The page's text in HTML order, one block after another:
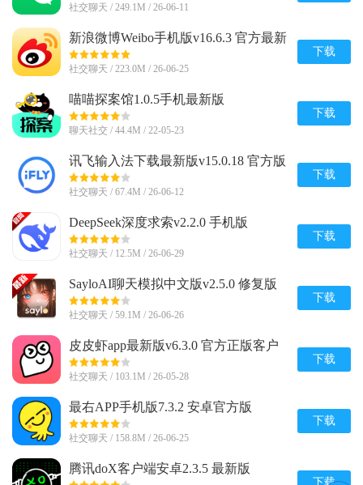
社交聊天 / 249.1M / 26-06-11
新浪微博Weibo手机版v16.6.3 官方最新
版
社交聊天 / 223.0M / 26-06-25
下载
喵喵探案馆1.0.5手机最新版
聊天社交 / 44.4M / 22-05-23
下载
讯飞输入法下载最新版v15.0.18 官方版
社交聊天 / 67.4M / 26-06-12
下载
DeepSeek深度求索v2.2.0 手机版
社交聊天 / 12.5M / 26-06-29
下载
SayloAI聊天模拟中文版v2.5.0 修复版
社交聊天 / 59.1M / 26-06-26
下载
皮皮虾app最新版v6.3.0 官方正版客户
端
社交聊天 / 103.1M / 26-05-28
下载
最右APP手机版7.3.2 安卓官方版
社交聊天 / 158.8M / 26-06-25
下载
腾讯doX客户端安卓2.3.5 最新版
下载